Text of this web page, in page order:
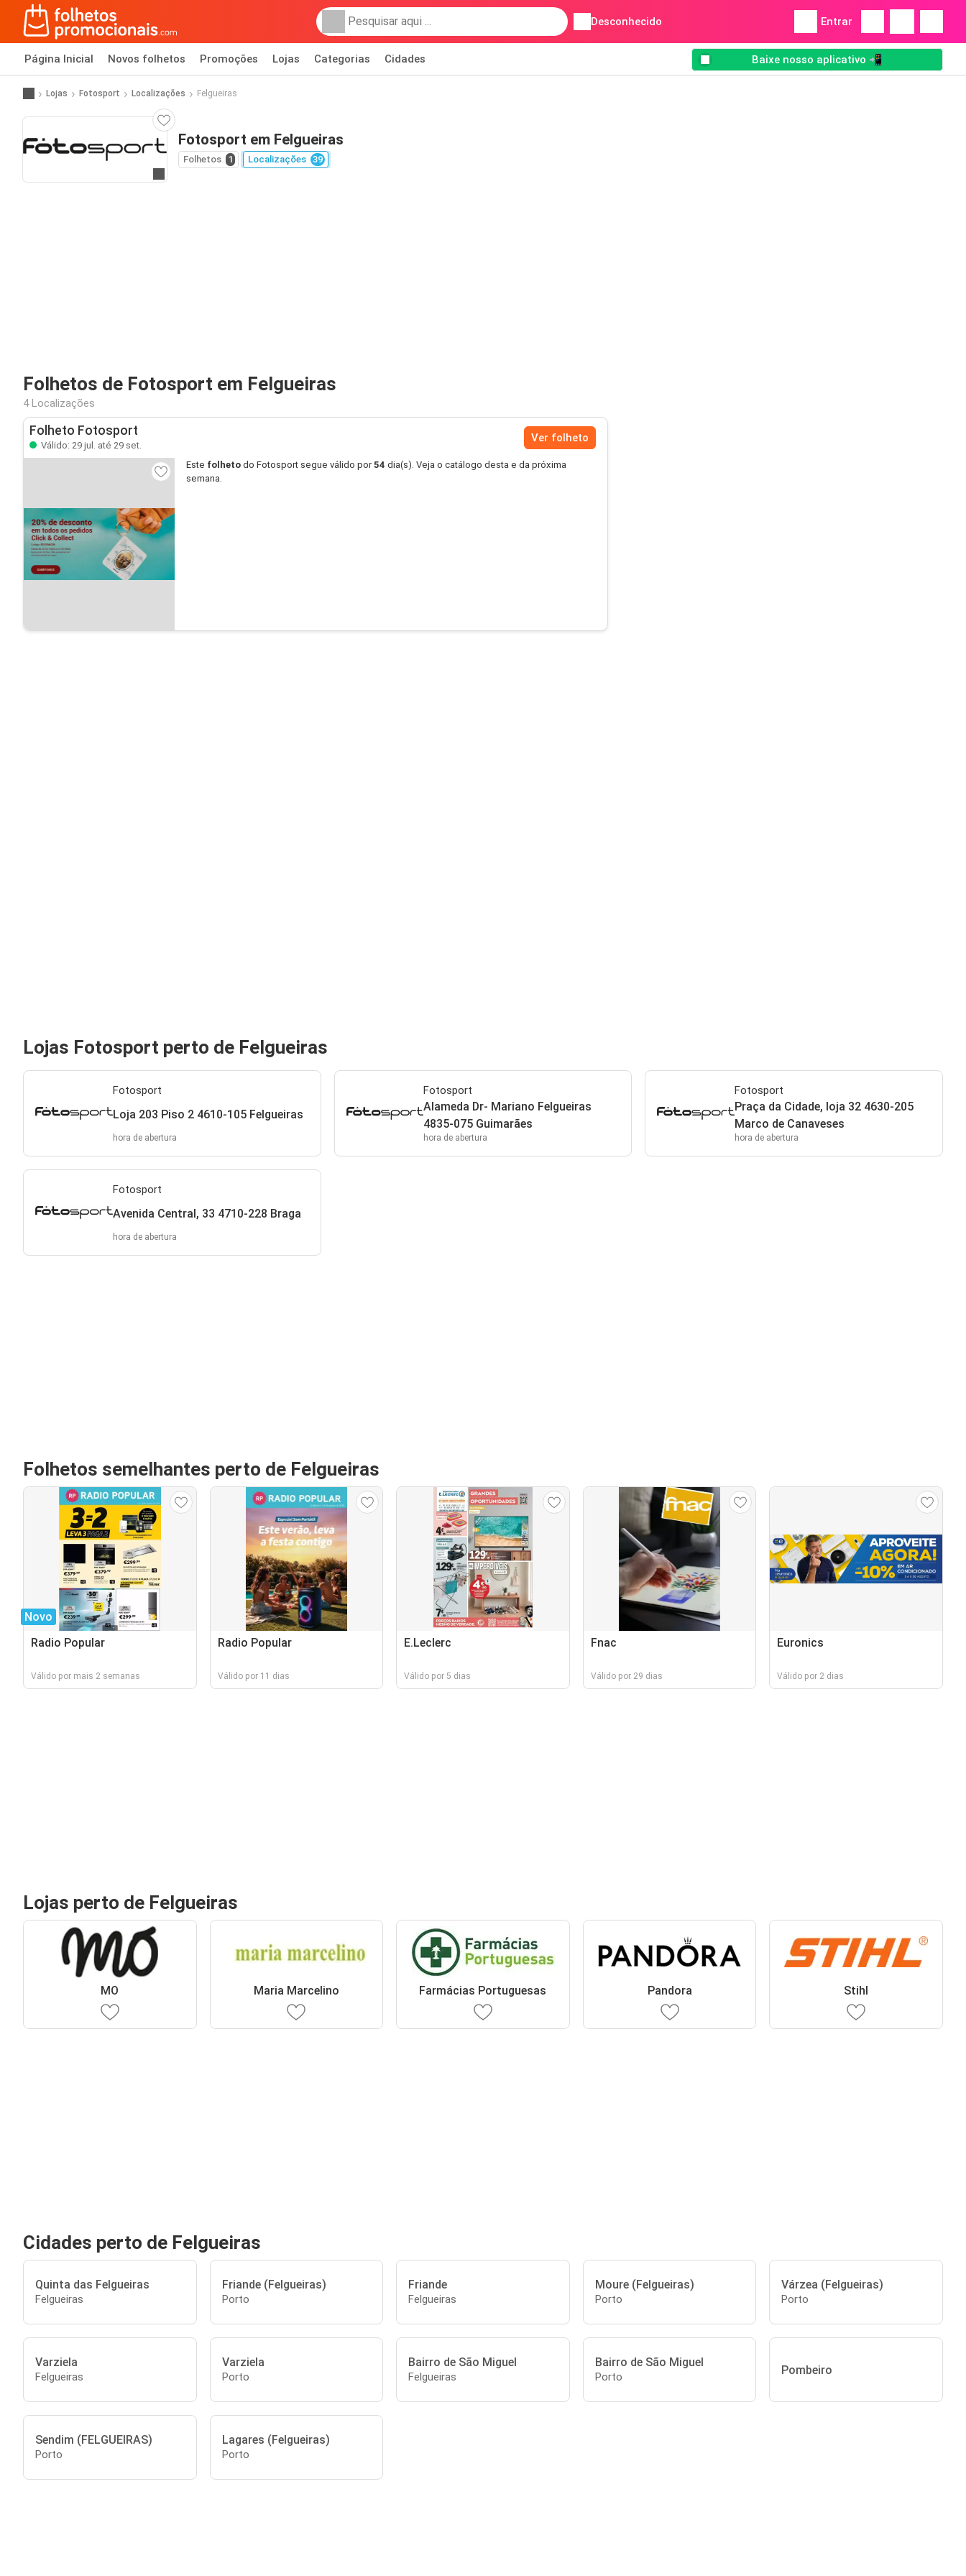
Desconhecido Entrar
Página Inicial Novos folhetos Promoções Lojas Categorias Cidades Baixe nosso aplicativo 📲
Lojas Fotosport Localizações Felgueiras
Fotosport em Felgueiras
Folhetos 1 Localizações 39
Folhetos de Fotosport em Felgueiras
4 Localizações
Folheto Fotosport
Válido: 29 jul. até 29 set.
Ver folheto
Este folheto do Fotosport segue válido por54 dia(s). Veja o catálogo desta e da próxima
semana.
Lojas Fotosport perto de Felgueiras
Fotosport
Loja 203 Piso 2 4610-105 Felgueiras
hora de abertura
Fotosport
Alameda Dr- Mariano Felgueiras
4835-075 Guimarães
hora de abertura
Fotosport
Praça da Cidade, loja 32 4630-205
Marco de Canaveses
hora de abertura
Fotosport
Avenida Central, 33 4710-228 Braga
hora de abertura
Folhetos semelhantes perto de Felgueiras
Novo
Radio Popular
Válido por mais 2 semanas
Radio Popular
Válido por 11 dias
E.Leclerc
Válido por 5 dias
Fnac
Válido por 29 dias
Euronics
Válido por 2 dias
Lojas perto de Felgueiras
MO Maria Marcelino Farmácias Portuguesas Pandora Stihl
Cidades perto de Felgueiras
Quinta das Felgueiras
Felgueiras
Friande (Felgueiras)
Porto
Friande
Felgueiras
Moure (Felgueiras)
Porto
Várzea (Felgueiras)
Porto
Varziela
Felgueiras
Varziela
Porto
Bairro de São Miguel
Felgueiras
Bairro de São Miguel
Porto Pombeiro
Sendim (FELGUEIRAS)
Porto
Lagares (Felgueiras)
Porto